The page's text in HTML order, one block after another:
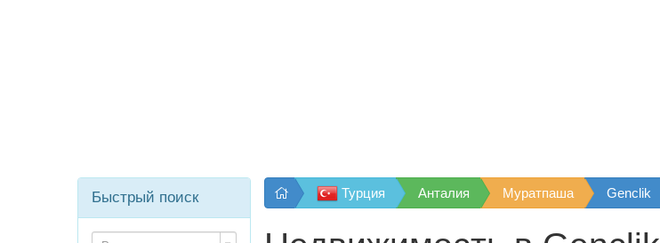
Турция Анталия Муратпаша Genclik
Быстрый поиск